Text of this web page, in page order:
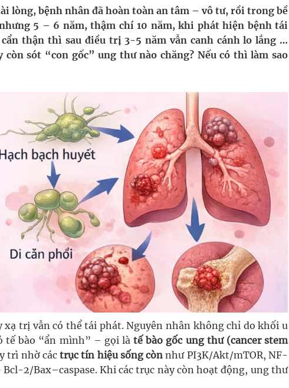
quốc
mới của Việt Nam
hai cấp trong quản lý hoạt động nha khoa,
lực cho môi trường và cộng đồng
lòng, bệnh nhân đã hoàn toàn an tâm – vô tư, rồi trong bề
5 – 6 năm, thậm chí 10 năm, khi phát hiện bệnh tái
thận thì sau điều trị 3-5 năm vẫn canh cánh lo lắng …
sót “con gốc” ung thư nào chăng? Nếu có thì làm sao
trị vẫn có thể tái phát. Nguyên nhân không chỉ do khối u
tế bào “ẩn mình” – gọi làtế bào gốc ung thư (cancer stem
trì nhờ cáctrục tín hiệu sống còn như PI3K/Akt/mTOR, NF-
Bcl-2/Bax–caspase. Khi các trục này còn hoạt động, ung thư